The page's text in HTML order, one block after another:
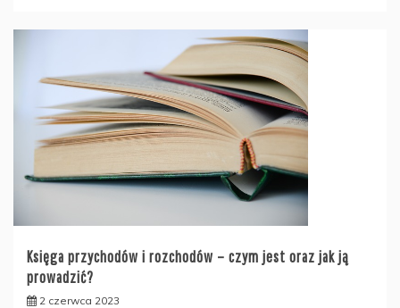
Księga przychodów i rozchodów – czym jest oraz jak ją
prowadzić?
2 czerwca 2023